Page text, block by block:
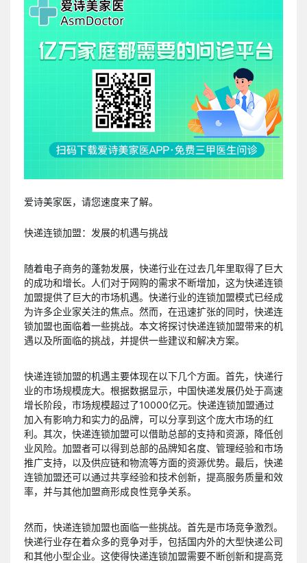
爱诗美家医，请您速度来了解。
快递连锁加盟：发展的机遇与挑战
随着电子商务的蓬勃发展，快递行业在过去几年里取得了巨大
的成功和增长。人们对于网购的需求不断增加，这为快递连锁
加盟提供了巨大的市场机遇。快递行业的连锁加盟模式已经成
为许多企业家关注的焦点。然而，在迅速扩张的同时，快递连
锁加盟也面临着一些挑战。本文将探讨快递连锁加盟带来的机
遇以及所面临的挑战，并提供一些建议和解决方案。
快递连锁加盟的机遇主要体现在以下几个方面。首先，快递行
业的市场规模庞大。根据数据显示，中国快递发展仍处于高速
增长阶段，市场规模超过了10000亿元。快递连锁加盟通过
加入有影响力和实力的品牌，可以分享到这个庞大市场的红
利。其次，快递连锁加盟可以借助总部的支持和资源，降低创
业风险。加盟者可以得到总部的品牌知名度、管理经验和市场
推广支持，以及供应链和物流等方面的资源优势。最后，快递
连锁加盟还可以通过共享经验和技术创新，提高服务质量和效
率，并与其他加盟商形成良性竞争关系。
然而，快递连锁加盟也面临一些挑战。首先是市场竞争激烈。
快递行业存在着众多的竞争对手，包括国内外的大型快递公司
和其他小型企业。这使得快递连锁加盟需要不断创新和提高竞